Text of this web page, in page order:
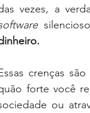
crenças
forte você
ou